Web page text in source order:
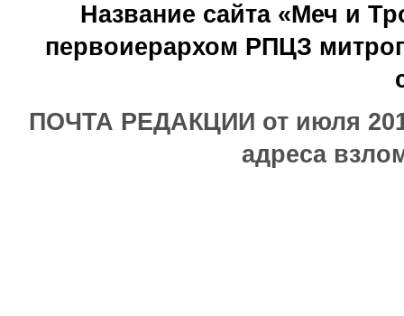
Название сайта «Меч и
первоиерархом РПЦЗ
ПОЧТА РЕДАКЦИИ от июля
адреса